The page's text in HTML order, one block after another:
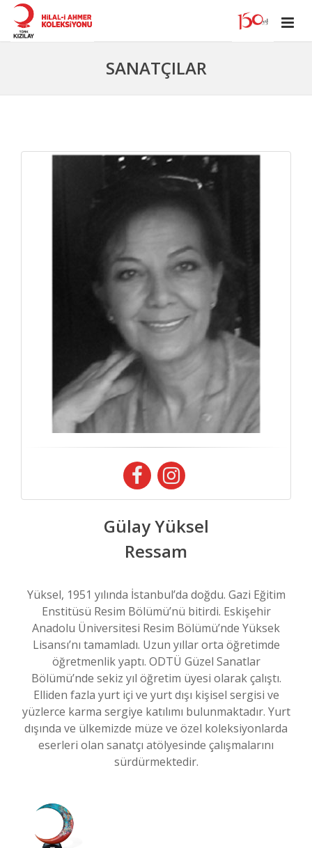
SANATÇILAR
Gülay Yüksel
Ressam
Yüksel, 1951 yılında İstanbul’da doğdu. Gazi Eğitim
Enstitüsü Resim Bölümü’nü bitirdi. Eskişehir
Anadolu Üniversitesi Resim Bölümü’nde Yüksek
Lisansı’nı tamamladı. Uzun yıllar orta öğretimde
öğretmenlik yaptı. ODTÜ Güzel Sanatlar
Bölümü’nde sekiz yıl öğretim üyesi olarak çalıştı.
Elliden fazla yurt içi ve yurt dışı kişisel sergisi ve
yüzlerce karma sergiye katılımı bulunmaktadır. Yurt
dışında ve ülkemizde müze ve özel koleksiyonlarda
eserleri olan sanatçı atölyesinde çalışmalarını
sürdürmektedir.